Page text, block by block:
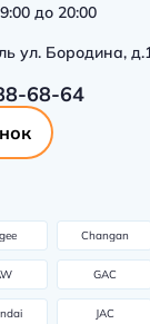
до 20:00
ул. Бородина,
68-64
Changan
GAC
JAC